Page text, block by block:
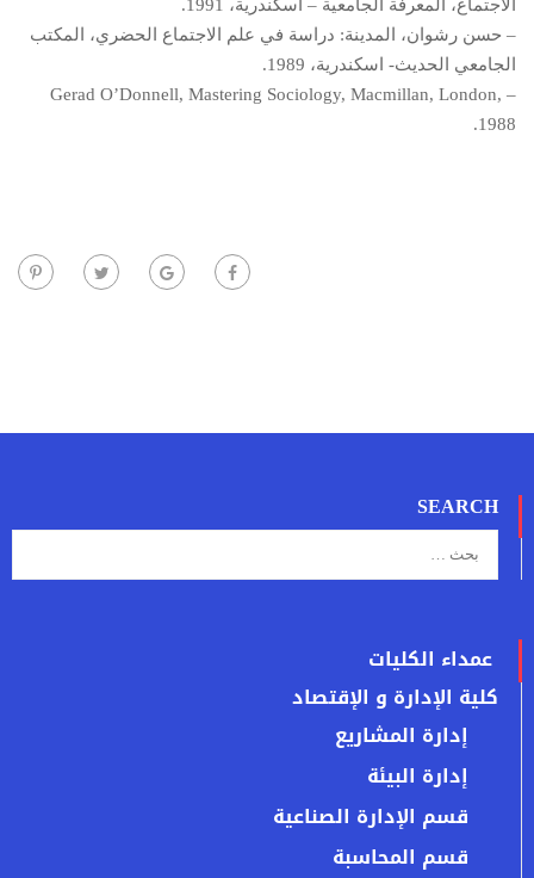
الاجتماع، المعرفة الجامعية – اسكندرية، 1991.
– حسن رشوان، المدينة: دراسة في علم الاجتماع الحضري، المكتب
الجامعي الحديث- اسكندرية، 1989.
– Gerad O’Donnell, Mastering Sociology, Macmillan, London,
1988.
SEARCH
عمداء الكليات
كلية الإدارة و الإقتصاد
إدارة المشاريع
إدارة البيئة
قسم الإدارة الصناعية
قسم المحاسبة